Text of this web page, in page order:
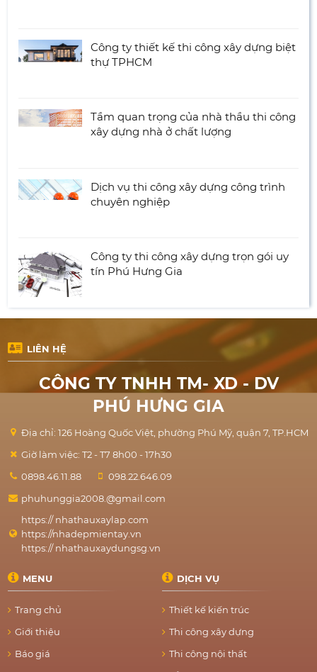
Công ty thiết kế thi công xây dựng biệt
thự TPHCM
Tầm quan trọng của nhà thầu thi công
xây dựng nhà ở chất lượng
Dịch vụ thi công xây dựng công trình
chuyên nghiệp
Công ty thi công xây dựng trọn gói uy
tín Phú Hưng Gia
LIÊN HỆ
CÔNG TY TNHH TM- XD - DV
PHÚ HƯNG GIA
Địa chỉ: 126 Hoàng Quốc Việt, phường Phú Mỹ, quận 7, TP.HCM
Giờ làm việc: T2 - T7 8h00 - 17h30
0898.46.11.88
098.22.646.09
phuhunggia2008.@gmail.com
https:// nhathauxaylap.com
https://nhadepmientay.vn
https:// nhathauxaydungsg.vn
MENU
Trang chủ
Giới thiệu
Báo giá
DỊCH VỤ
Thiết kế kiến trúc
Thi công xây dựng
Thi công nội thất